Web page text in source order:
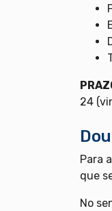
24
Para
que
No